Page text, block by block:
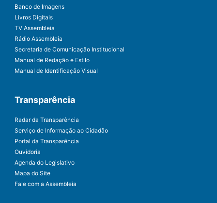
Banco de Imagens
Livros Digitais
TV Assembleia
Rádio Assembleia
Secretaria de Comunicação Institucional
Manual de Redação e Estilo
Manual de Identificação Visual
Transparência
Radar da Transparência
Serviço de Informação ao Cidadão
Portal da Transparência
Ouvidoria
Agenda do Legislativo
Mapa do Site
Fale com a Assembleia